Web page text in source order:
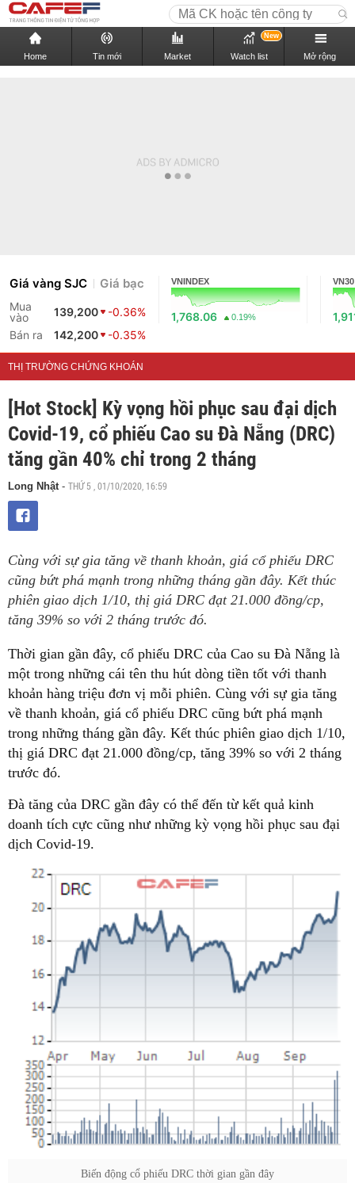
Home Tin mới Market Watch list
New
Mở rộng
Giá vàng SJC Giá bạc
Mua
vào
139,200
-0.36%
Bán ra
142,200 -0.35%
VNINDEX
1,768.06 0.19%
VN30
THỊ TRƯỜNG CHỨNG KHOÁN
[Hot Stock] Kỳ vọng hồi phục sau đại dịch
Covid-19, cổ phiếu Cao su Đà Nẵng (DRC)
tăng gần 40% chỉ trong 2 tháng
Long Nhật- THỨ 5 , 01/10/2020, 16:59
Cùng với sự gia tăng về thanh khoản, giá cổ phiếu DRC
cũng bứt phá mạnh trong những tháng gần đây. Kết thúc
phiên giao dịch 1/10, thị giá DRC đạt 21.000 đồng/cp,
tăng 39% so với 2 tháng trước đó.
Thời gian gần đây, cổ phiếu DRC của Cao su Đà Nẵng là
một trong những cái tên thu hút dòng tiền tốt với thanh
khoản hàng triệu đơn vị mỗi phiên. Cùng với sự gia tăng
về thanh khoản, giá cổ phiếu DRC cũng bứt phá mạnh
trong những tháng gần đây. Kết thúc phiên giao dịch 1/10,
thị giá DRC đạt 21.000 đồng/cp, tăng 39% so với 2 tháng
trước đó.
Đà tăng của DRC gần đây có thể đến từ kết quả kinh
doanh tích cực cũng như những kỳ vọng hồi phục sau đại
dịch Covid-19.
Biến động cổ phiếu DRC thời gian gần đây